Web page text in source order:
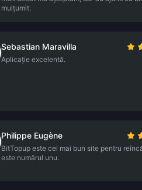
mulțumit.
Sebastian Maravilla
Aplicație excelentă.
Philippe Eugène
BitTopup este cel mai bun site pentru
este numărul unu.